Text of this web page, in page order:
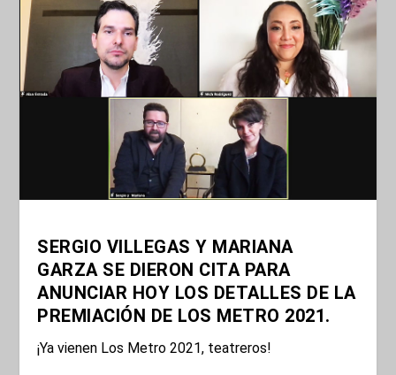
SERGIO VILLEGAS Y MARIANA
GARZA SE DIERON CITA PARA
ANUNCIAR HOY LOS DETALLES DE LA
PREMIACIÓN DE LOS METRO 2021.
¡Ya vienen Los Metro 2021, teatreros!